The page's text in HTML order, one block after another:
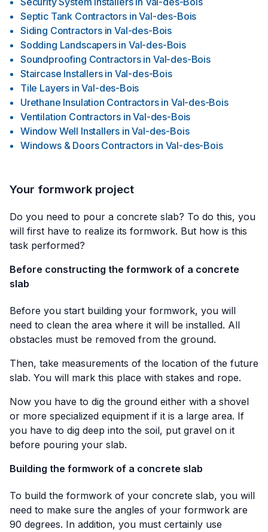
Septic Tank Contractors in Val-des-Bois
Siding Contractors in Val-des-Bois
Sodding Landscapers in Val-des-Bois
Soundproofing Contractors in Val-des-Bois
Staircase Installers in Val-des-Bois
Tile Layers in Val-des-Bois
Urethane Insulation Contractors in Val-des-Bois
Ventilation Contractors in Val-des-Bois
Window Well Installers in Val-des-Bois
Windows & Doors Contractors in Val-des-Bois
Your formwork project
Do you need to pour a concrete slab? To do this, you
will first have to realize its formwork. But how is this
task performed?
Before constructing the formwork of a concrete
slab
Before you start building your formwork, you will
need to clean the area where it will be installed. All
obstacles must be removed from the ground.
Then, take measurements of the location of the future
slab. You will mark this place with stakes and rope.
Now you have to dig the ground either with a shovel
or more specialized equipment if it is a large area. If
you have to dig deep into the soil, put gravel on it
before pouring your slab.
Building the formwork of a concrete slab
To build the formwork of your concrete slab, you will
need to make sure the angles of your formwork are
90 degrees. In addition, you must certainly use